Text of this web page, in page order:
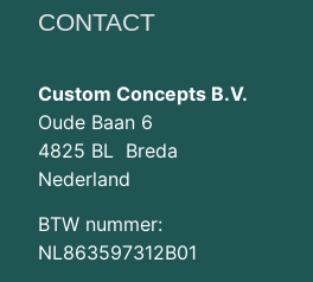
CONTACT
Custom Concepts B.V.
Oude Baan 6
4825 BL Breda
Nederland
BTW nummer:
NL863597312B01